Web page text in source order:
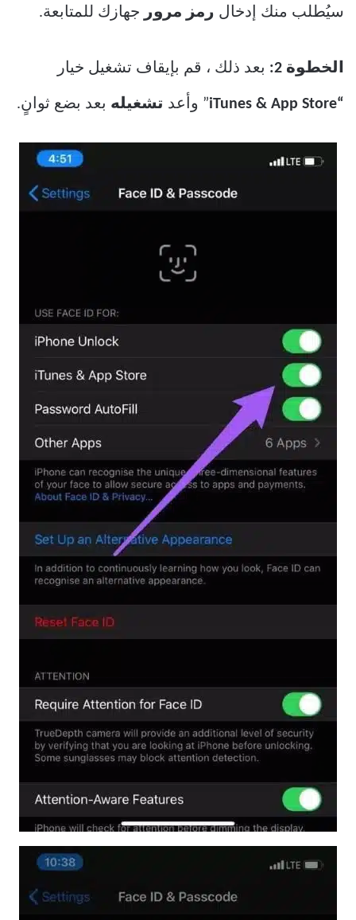
سيُطلب منك إدخال رمز مرور جهازك للمتابعة.
الخطوة 2: بعد ذلك ، قم بإيقاف تشغيل خيار
“iTunes & App Store ” وأعد تشغيله بعد بضع ثوانٍ.